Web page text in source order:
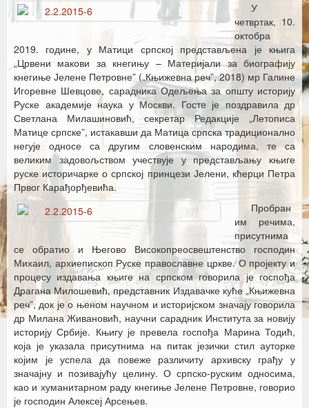
Гласник Матице српске
Вести
Најаве
У
четвртак, 10.
октобра
2019. године, у Матици српској представљена је књига
„Црвени макови за кнегињу – Материјали за биографију
кнегиње Јелене Петровне” („Књижевна реч”, 2018) мр Галине
Игоревне Шевцове, сарадника Одељења за општу историју
Руске академије наука у Москви. Госте је поздравила др
Светлана Милашиновић, секретар Редакције „Летописа
Матице српске”, истакавши да Матица српска традиционално
негује односе са другим словенским народима, те са
великим задовољством учествује у представљању књиге
руске историчарке о српској принцези Јелени, кћерци Петра
Првог Карађорђевића.
Пробран
им речима,
присутнима
се обратио и Његово Високопреосвештенство господин
Михаил, архиепископ Руске православне цркве. О пројекту и
процесу издавања књиге на српском говорила је госпођа
Драгана Милошевић, представник Издавачке куће „Књижевна
реч”, док је о њеном научном и историјском значају говорила
др Милана Живановић, научни сарадник Института за новију
историју Србије. Књигу је превела госпођа Марина Тодић,
која је указала присутнима на питак језички стил ауторке
којим је успела да повеже различиту архивску грађу у
значајну и позивајућу целину. О српско-руским односима,
као и хуманитарном раду кнегиње Јелене Петровне, говорио
је господин Алексеј Арсењев.